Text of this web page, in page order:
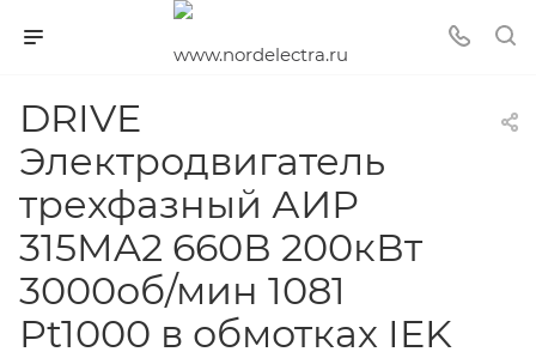
DRIVE
Электродвигатель
трехфазный АИР
315MA2 660В 200кВт
3000об/мин 1081
Pt1000 в обмотках IEK